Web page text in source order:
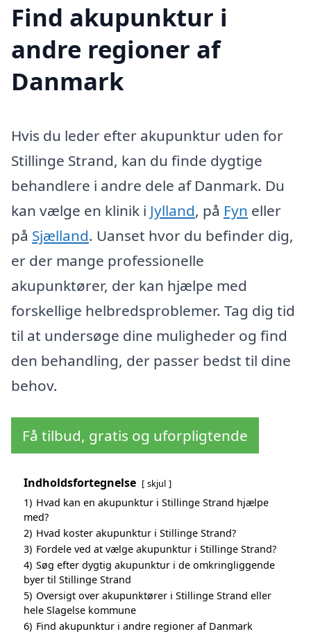
Find akupunktur i
andre regioner af
Danmark
Hvis du leder efter akupunktur uden for
Stillinge Strand, kan du finde dygtige
behandlere i andre dele af Danmark. Du
kan vælge en klinik i Jylland, på Fyn eller
på Sjælland. Uanset hvor du befinder dig,
er der mange professionelle
akupunktører, der kan hjælpe med
forskellige helbredsproblemer. Tag dig tid
til at undersøge dine muligheder og find
den behandling, der passer bedst til dine
behov.
Få tilbud, gratis og uforpligtende
Indholdsfortegnelse skjul
1) Hvad kan en akupunktur i Stillinge Strand hjælpe
med?
2) Hvad koster akupunktur i Stillinge Strand?
3) Fordele ved at vælge akupunktur i Stillinge Strand?
4) Søg efter dygtig akupunktur i de omkringliggende
byer til Stillinge Strand
5) Oversigt over akupunktører i Stillinge Strand eller
hele Slagelse kommune
6) Find akupunktur i andre regioner af Danmark